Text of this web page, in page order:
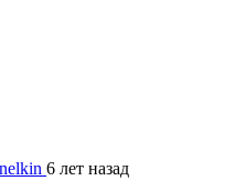
6 лет назад